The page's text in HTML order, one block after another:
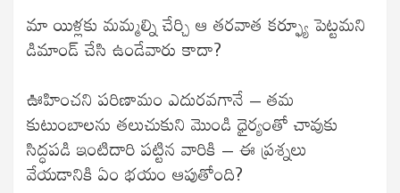
మా యిళ్లకు మమ్మల్ని చేర్చి ఆ తరవాత కర్ఫ్యూ పెట్టమని
డిమాండ్ చేసి ఉండేవారు కాదా?
ఊహించని పరిణామం ఎదురవగానే – తమ
కుటుంబాలను తలుచుకుని మొండి ధైర్యంతో చావుకు
సిద్ధపడి ఇంటిదారి పట్టిన వారికి – ఈ ప్రశ్నలు
వేయడానికి ఏం భయం ఆపుతోంది?